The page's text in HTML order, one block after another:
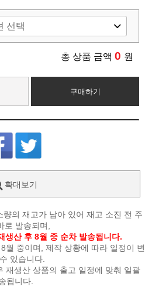
총 상품 금액 0 원
구매하기
확대보기
량의 재고가 남아 있어 재고 소진 전 주
로 발송되며,
생산 후 8월 중 순차 발송됩니다.
월 중이며, 제작 상황에 따라 일정이 변
있습니다.
재생산 상품의 출고 일정에 맞춰 일괄
됩니다.